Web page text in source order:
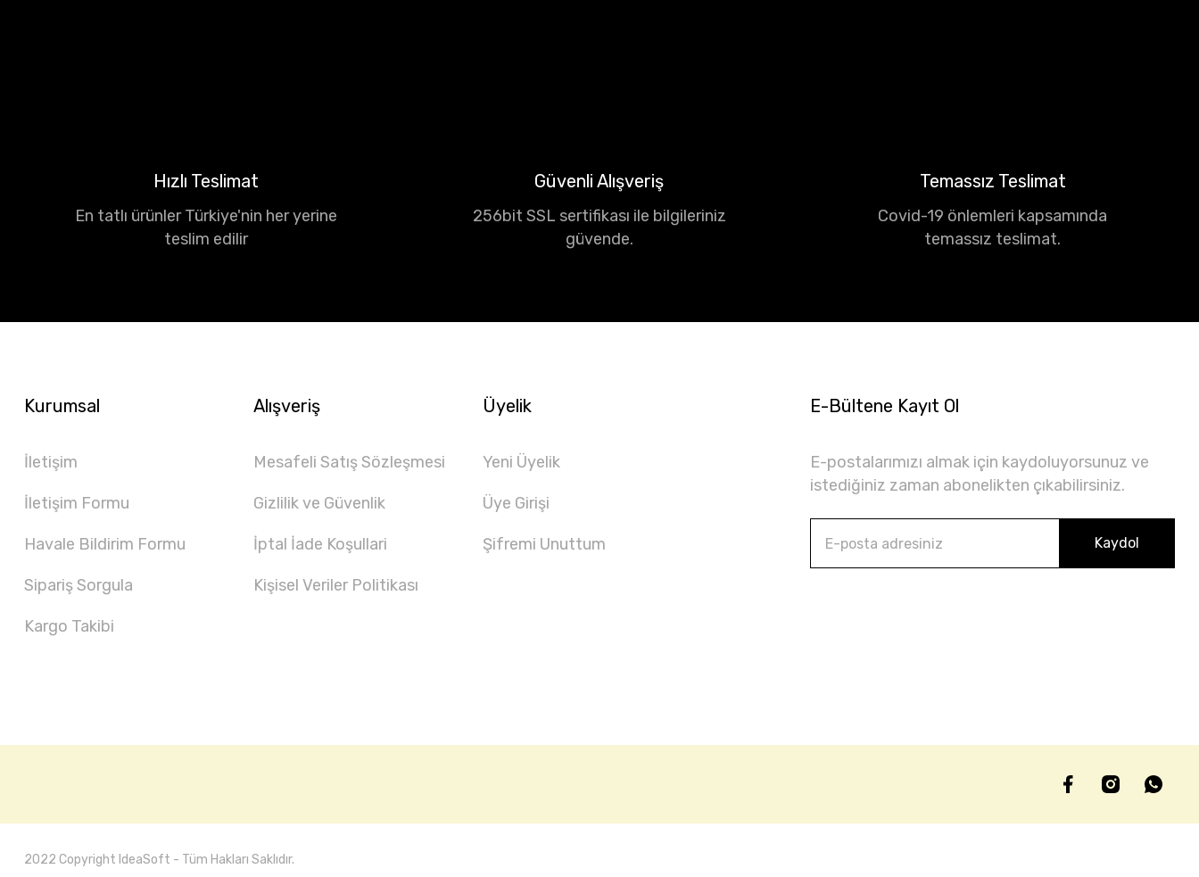
Hızlı Teslimat
En tatlı ürünler Türkiye'nin her yerine
teslim edilir
Güvenli Alışveriş
256bit SSL sertifikası ile bilgileriniz
güvende.
Temassız Teslimat
Covid-19 önlemleri kapsamında
temassız teslimat.
Kurumsal
İletişim
İletişim Formu
Havale Bildirim Formu
Sipariş Sorgula
Kargo Takibi
Alışveriş
Mesafeli Satış Sözleşmesi
Gizlilik ve Güvenlik
İptal İade Koşullari
Kişisel Veriler Politikası
Üyelik
Yeni Üyelik
Üye Girişi
Şifremi Unuttum
E-Bültene Kayıt Ol
E-postalarımızı almak için kaydoluyorsunuz ve
istediğiniz zaman abonelikten çıkabilirsiniz.
Kaydol
2022 Copyright IdeaSoft - Tüm Hakları Saklıdır.